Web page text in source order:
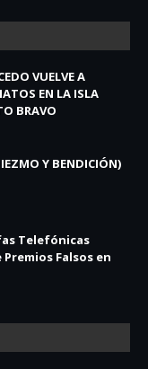
VUELVE A
EN LA ISLA
BRAVO
Y BENDICIÓN)
Telefónicas
Falsos en